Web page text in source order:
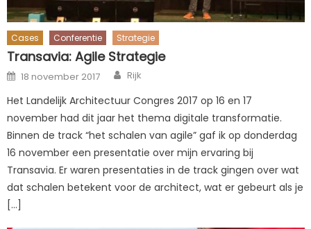
Cases Conferentie Strategie
Transavia: Agile Strategie
Posted
on
18 november 2017 Author
Rijk
Het Landelijk Architectuur Congres 2017 op 16 en 17
november had dit jaar het thema digitale transformatie.
Binnen de track “het schalen van agile” gaf ik op donderdag
16 november een presentatie over mijn ervaring bij
Transavia. Er waren presentaties in de track gingen over wat
dat schalen betekent voor de architect, wat er gebeurt als je
[…]